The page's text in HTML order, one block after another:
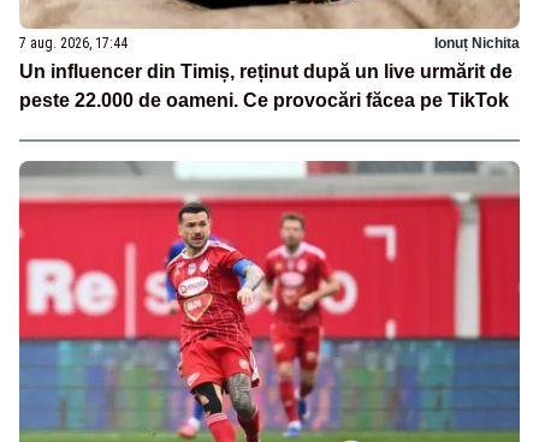
7 aug. 2026, 17:44 Ionuț Nichita
Un influencer din Timiș, reținut după un live urmărit de
peste 22.000 de oameni. Ce provocări făcea pe TikTok